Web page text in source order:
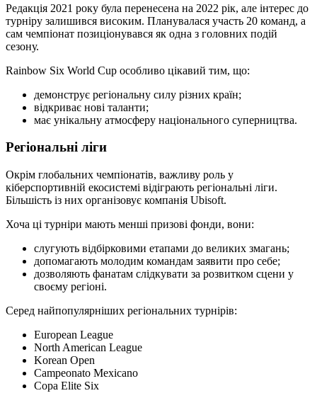
Редакція 2021 року була перенесена на 2022 рік, але інтерес до
турніру залишився високим. Планувалася участь 20 команд, а
сам чемпіонат позиціонувався як одна з головних подій
сезону.
Rainbow Six World Cup особливо цікавий тим, що:
демонструє регіональну силу різних країн;
відкриває нові таланти;
має унікальну атмосферу національного суперництва.
Регіональні ліги
Окрім глобальних чемпіонатів, важливу роль у
кіберспортивній екосистемі відіграють регіональні ліги.
Більшість із них організовує компанія Ubisoft.
Хоча ці турніри мають менші призові фонди, вони:
слугують відбірковими етапами до великих змагань;
допомагають молодим командам заявити про себе;
дозволяють фанатам слідкувати за розвитком сцени у
своєму регіоні.
Серед найпопулярніших регіональних турнірів:
European League
North American League
Korean Open
Campeonato Mexicano
Copa Elite Six